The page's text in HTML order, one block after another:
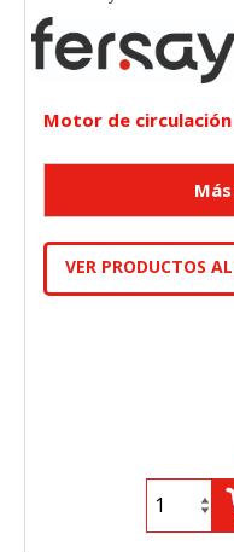
Motor de
VER PRODUCTOS